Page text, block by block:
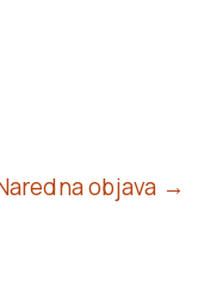
objava →